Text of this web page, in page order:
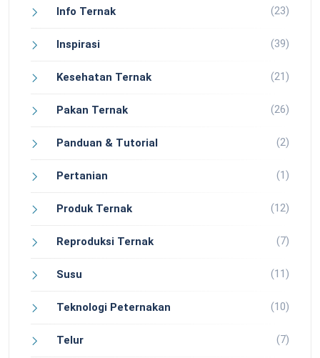
Info Ternak (23)
Inspirasi (39)
Kesehatan Ternak (21)
Pakan Ternak (26)
Panduan & Tutorial (2)
Pertanian (1)
Produk Ternak (12)
Reproduksi Ternak (7)
Susu (11)
Teknologi Peternakan (10)
Telur (7)